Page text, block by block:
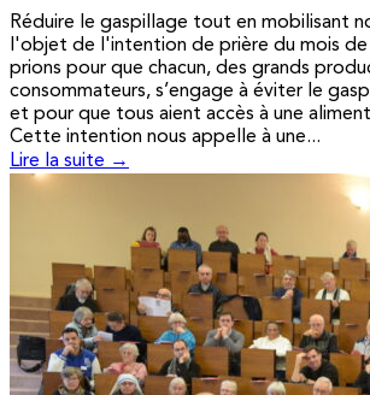
Réduire le gaspillage tout en mobilisant
l'objet de l'intention de prière du mois de
prions pour que chacun, des grands
consommateurs, s’engage à éviter le
et pour que tous aient accès à une
Cette intention nous appelle à une...
Lire la suite →